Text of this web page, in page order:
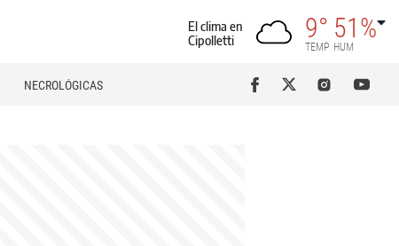
El clima en
Cipolletti
9°
TEMP
51%
HUM
NECROLÓGICAS